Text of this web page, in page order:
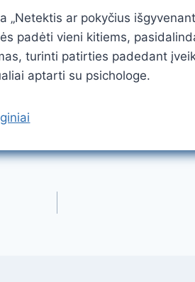
ar pokyčius
padėti vieni kitiems,
turinti patirties padedant
aptarti su psichologe.